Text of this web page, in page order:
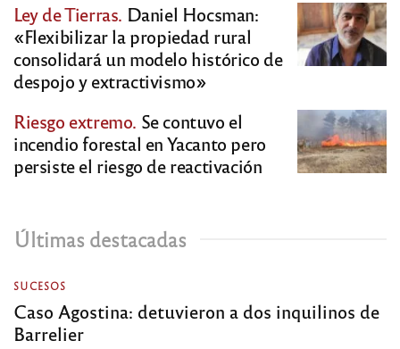
Ley de Tierras. Daniel Hocsman:
«Flexibilizar la propiedad rural
consolidará un modelo histórico de
despojo y extractivismo»
Riesgo extremo. Se contuvo el
incendio forestal en Yacanto pero
persiste el riesgo de reactivación
Últimas destacadas
SUCESOS
Caso Agostina: detuvieron a dos inquilinos de
Barrelier